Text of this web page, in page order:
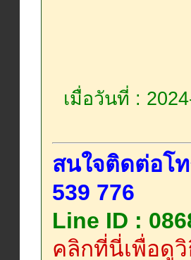
เมื่อวันที่ :
สนใจติดต่อโ
539 776
Line ID :
คลิกที่นี่เพื่อดูวิ